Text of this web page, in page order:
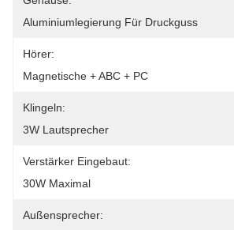
Aluminiumlegierung Für Druckguss
Hörer:
Magnetische + ABC + PC
Klingeln:
3W Lautsprecher
Verstärker Eingebaut:
30W Maximal
Außensprecher: